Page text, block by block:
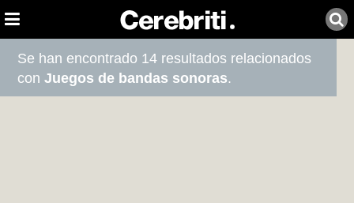
Se han encontrado 14 resultados relacionados
conJuegos de bandas sonoras.